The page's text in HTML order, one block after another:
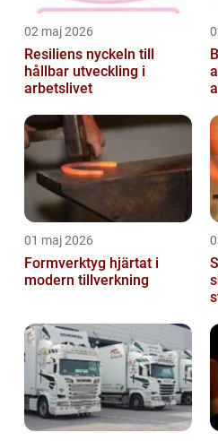
02 maj 2026
Resiliens nyckeln till
hållbar utveckling i
arbetslivet
01 maj 2026
Formverktyg hjärtat i
modern tillverkning